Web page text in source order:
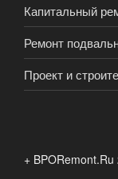
Капитальный
Ремонт
Проект и
+